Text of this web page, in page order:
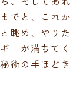
でと、これか
眺め、やりた
ーが満ちてく
術の手ほどき